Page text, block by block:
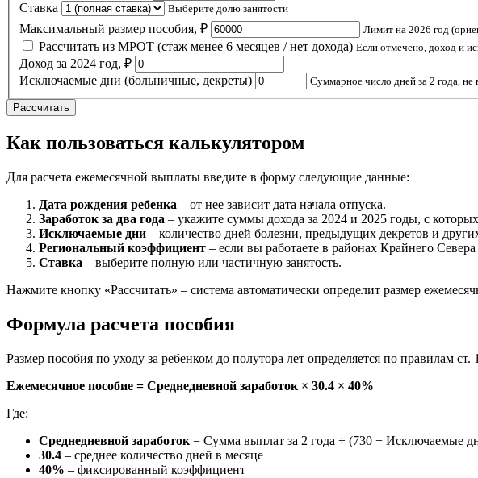
Ставка Выберите долю занятости
Максимальный размер пособия, ₽ Лимит на 2026 год
Рассчитать из МРОТ (стаж менее 6 месяцев / нет дохода) Если отмечено, доход и
Доход за 2024 год, ₽
Исключаемые дни (больничные, декреты)
Суммарное число дней за 2 года, не
Рассчитать
Как пользоваться калькулятором
Для расчета ежемесячной выплаты введите в форму следующие данные:
Дата рождения ребенка – от нее зависит дата начала отпуска.
Заработок за два года – укажите суммы дохода за 2024 и 2025 годы, с
Исключаемые дни – количество дней болезни, предыдущих декретов и
Региональный коэффициент – если вы работаете в районах Крайнего
Ставка – выберите полную или частичную занятость.
Нажмите кнопку «Рассчитать» – система автоматически определит размер
Формула расчета пособия
Размер пособия по уходу за ребенком до полутора лет определяется по правилам
Ежемесячное пособие = Среднедневной заработок × 30.4 × 40%
Где:
Среднедневной заработок = Сумма выплат за 2 года ÷ (730 − Исключаемые
30.4 – среднее количество дней в месяце
40% – фиксированный коэффициент